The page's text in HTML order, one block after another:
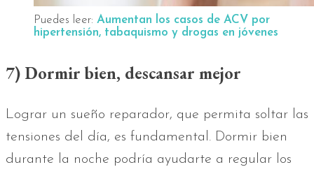
Puedes leer: Aumentan los casos de ACV por
hipertensión, tabaquismo y drogas en jóvenes
7) Dormir bien, descansar mejor
Lograr un sueño reparador, que permita soltar las
tensiones del día, es fundamental. Dormir bien
durante la noche podría ayudarte a regular los